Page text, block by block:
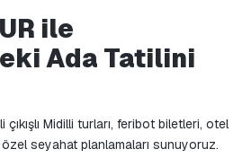
ile
Ada Tatilini
çıkışlı Midilli turları, feribot biletleri, otel
seyahat planlamaları sunuyoruz.